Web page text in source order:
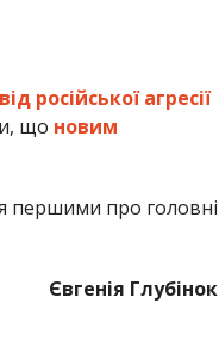
російської агресії
що новим
першими про головні
Євгенія Глубінок